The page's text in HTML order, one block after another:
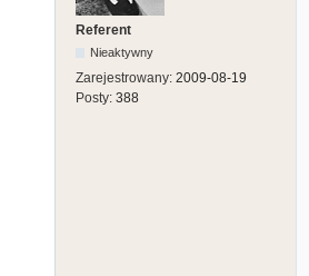
Referent
Nieaktywny
Zarejestrowany: 2009-08-19
Posty: 388